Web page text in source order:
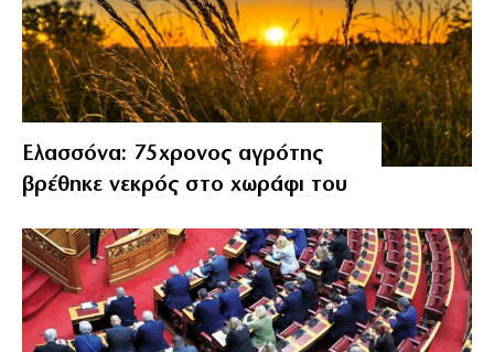
Ελασσόνα: 75χρονος αγρότης
βρέθηκε νεκρός στο χωράφι του